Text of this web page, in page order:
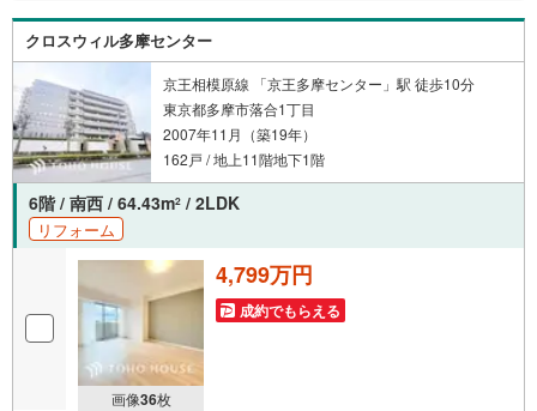
クロスウィル多摩センター
京王相模原線 「京王多摩センター」駅 徒歩10分
東京都多摩市落合1丁目
2007年11月（築19年）
162戸 / 地上11階地下1階
6階 / 南西 / 64.43m2 / 2LDK
リフォーム
画像36枚
4,799万円
成約でもらえる